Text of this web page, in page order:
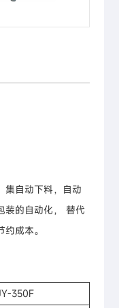
集自动下料，自动
装的自动化， 替代
成本。
350F